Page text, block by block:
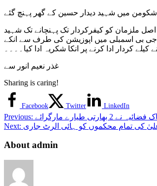
لیڈر
خان
میں شہید دیدار حسین کے گھر پہنچ گئے
ملزمان کو کیفرکردار تک پہنچانے تک شہید
جی بی اسمبلی میں اپوزیشن کی طرف سے انکے
کیلے کردار ادا کرنے پر انکا شکریہ ادا کیا۔۔۔۔
غذر نعیم انور سے
Sharing is caring!
Facebook Twitter LinkedIn
Previous:
طیارے مارگرائے
Next: کی تمام محکموں کو ہائی الرٹ جاری
About admin